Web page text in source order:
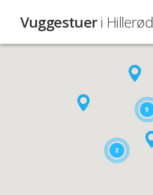
Vuggestueri Hillerød
9
2